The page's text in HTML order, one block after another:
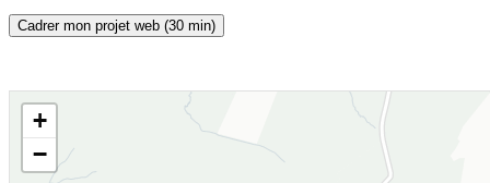
Cadrer mon projet web (30 min)
CARTE INTERACTIVE
+
−